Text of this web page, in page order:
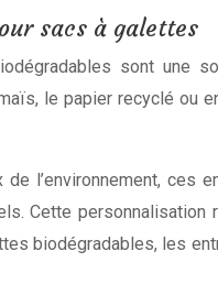
sacs à galettes
sont une
le papier recyclé ou
de l’environnement,
Cette personnalisation
biodégradables, les